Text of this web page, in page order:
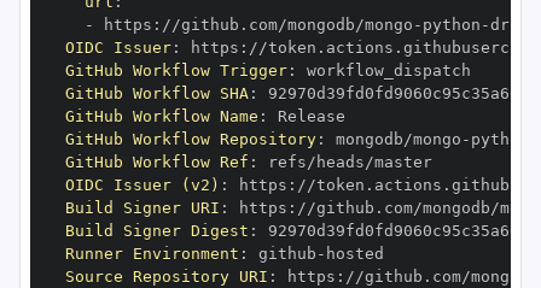
-
https : //github.com/mongodb/mongo - python -
OIDC Issuer: https :
GitHub Workflow Trigger:
GitHub Workflow SHA:
GitHub Workflow Name :
GitHub Workflow Repository: mongodb/mongo - python
GitHub Workflow Ref :
refs/heads/master
OIDC Issuer (v2) : https :
Build Signer URI : https : //github.com/mongodb/
Build Signer Digest :
Runner Environment : github -
Source Repository URI : https : //github.com/